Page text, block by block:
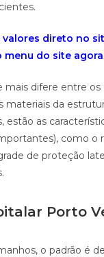
valores direto no
do site agora
mais difere entre
materiais da
estão as
como o
de proteção
Porto
o padrão é